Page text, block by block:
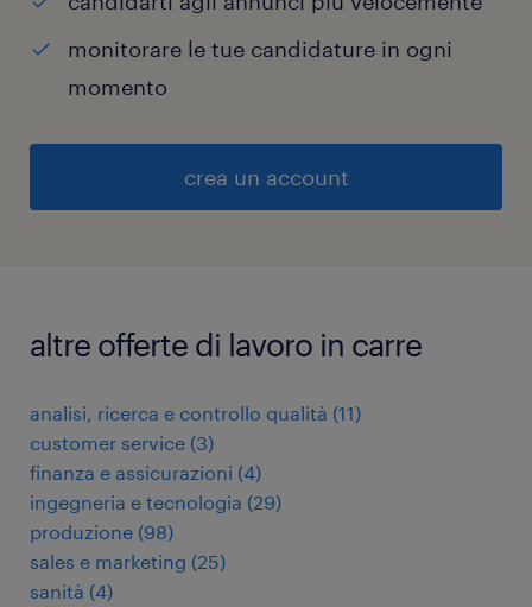
monitorare le tue candidature in ogni
momento
crea un account
altre offerte di lavoro in carre
analisi, ricerca e controllo qualità (11)
customer service (3)
finanza e assicurazioni (4)
ingegneria e tecnologia (29)
produzione (98)
sales e marketing (25)
sanità (4)